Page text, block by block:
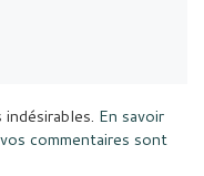
En savoir
commentaires sont